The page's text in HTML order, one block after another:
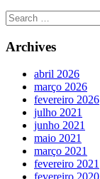
Archives
abril 2026
março 2026
fevereiro 2026
julho 2021
junho 2021
maio 2021
março 2021
fevereiro 2021